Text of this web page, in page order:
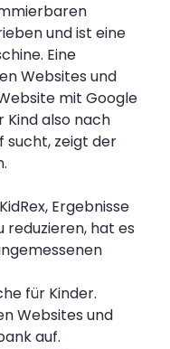
und ist eine
Eine
Websites und
mit Google
Kind also nach
sucht, zeigt der
Ergebnisse
reduzieren, hat es
für Kinder.
Websites und
auf.